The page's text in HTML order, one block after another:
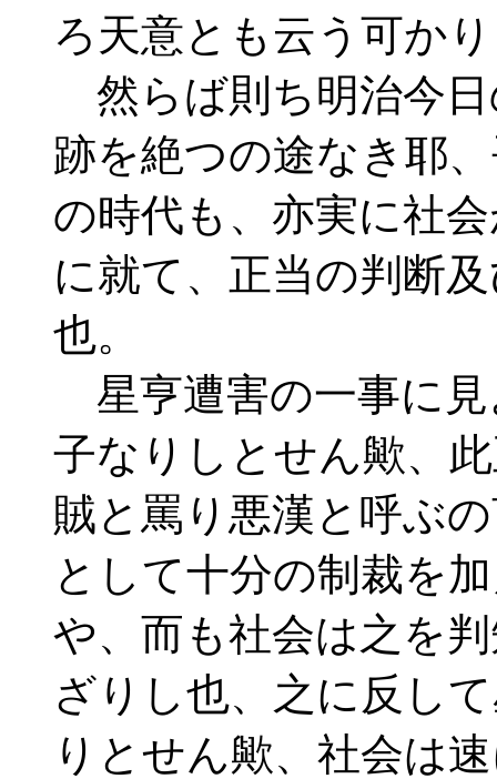
ろ天意とも云う可か
然らば則ち明治今日
跡を絶つの途なき耶
の時代も、亦実に社
に就て、正当の判断
也。
星亨遭害の一事に
子なりしとせん歟、
賊と罵り悪漢と呼ぶ
として十分の制裁を
や、而も社会は之を
ざりし也、之に反し
りとせん歟、社会は